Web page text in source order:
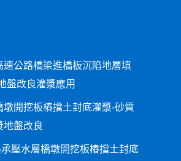
速公路橋梁進橋板沉陷地層填
盤改良灌漿應用
開挖板樁擋土封底灌漿-砂質
地盤改良
壓水層橋墩開挖板樁擋土封底